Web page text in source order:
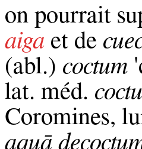
on pourrait
aiga et de
(abl.) coctum
lat. méd.
Coromines,
aquā